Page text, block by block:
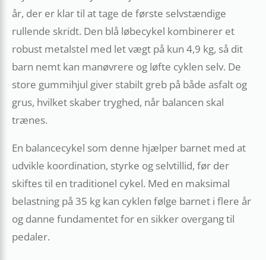
år, der er klar til at tage de første selvstændige
rullende skridt. Den blå løbecykel kombinerer et
robust metalstel med let vægt på kun 4,9 kg, så dit
barn nemt kan manøvrere og løfte cyklen selv. De
store gummihjul giver stabilt greb på både asfalt og
grus, hvilket skaber tryghed, når balancen skal
trænes.
En balancecykel som denne hjælper barnet med at
udvikle koordination, styrke og selvtillid, før der
skiftes til en traditionel cykel. Med en maksimal
belastning på 35 kg kan cyklen følge barnet i flere år
og danne fundamentet for en sikker overgang til
pedaler.